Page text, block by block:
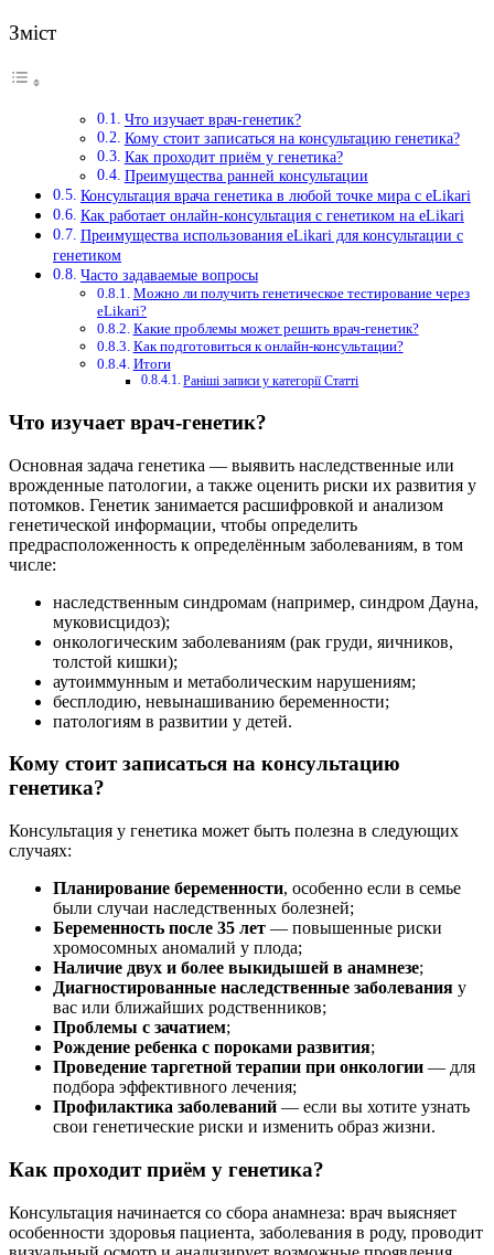
Зміст
Что изучает врач-генетик?
Кому стоит записаться на консультацию генетика?
Как проходит приём у генетика?
Преимущества ранней консультации
Консультация врача генетика в любой точке мира с eLikari
Как работает онлайн-консультация с генетиком на eLikari
Преимущества использования eLikari для консультации с
генетиком
Часто задаваемые вопросы
Можно ли получить генетическое тестирование через
eLikari?
Какие проблемы может решить врач-генетик?
Как подготовиться к онлайн-консультации?
Итоги
Раніші записи у категорії Статті
Что изучает врач-генетик?
Основная задача генетика — выявить наследственные или
врожденные патологии, а также оценить риски их развития у
потомков. Генетик занимается расшифровкой и анализом
генетической информации, чтобы определить
предрасположенность к определённым заболеваниям, в том
числе:
наследственным синдромам (например, синдром Дауна,
муковисцидоз);
онкологическим заболеваниям (рак груди, яичников,
толстой кишки);
аутоиммунным и метаболическим нарушениям;
бесплодию, невынашиванию беременности;
патологиям в развитии у детей.
Кому стоит записаться на консультацию
генетика?
Консультация у генетика может быть полезна в следующих
случаях:
Планирование беременности, особенно если в семье
были случаи наследственных болезней;
Беременность после 35 лет — повышенные риски
хромосомных аномалий у плода;
Наличие двух и более выкидышей в анамнезе;
Диагностированные наследственные заболевания у
вас или ближайших родственников;
Проблемы с зачатием;
Рождение ребенка с пороками развития;
Проведение таргетной терапии при онкологии — для
подбора эффективного лечения;
Профилактика заболеваний — если вы хотите узнать
свои генетические риски и изменить образ жизни.
Как проходит приём у генетика?
Консультация начинается со сбора анамнеза: врач выясняет
особенности здоровья пациента, заболевания в роду, проводит